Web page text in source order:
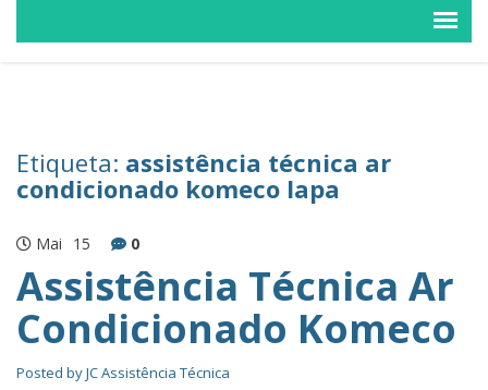
Etiqueta: assistência técnica ar
condicionado komeco lapa
Mai 15 0
Assistência Técnica Ar
Condicionado Komeco
Posted byJC Assistência Técnica